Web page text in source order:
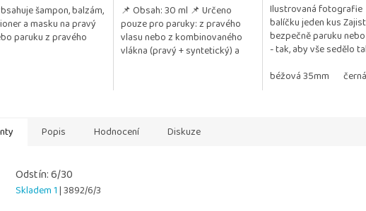
šampon, balzám,
a masku na pravý
paruku z pravého
📌 Obsah: 30 ml 📌 Určeno
pouze pro paruky: z pravého
vlasu nebo z kombinovaného
vlákna (pravý + syntetický) a
Ilustrovaná fotografie
balíčku jeden kus
bezpečně paruku
- tak, aby vše sedělo
béžová 35mm
Popis Hodnocení Diskuze
Odstín: 6/30
Skladem 1| 3892/6/3